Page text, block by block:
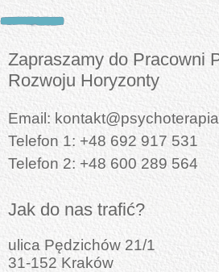
Zapraszamy do Pracowni
Rozwoju Horyzonty
Email:
Telefon 1: +48 692 917 531
Telefon 2: +48 600 289 564
Jak do nas trafić?
ulica Pędzichów 21/1
31-152 Kraków